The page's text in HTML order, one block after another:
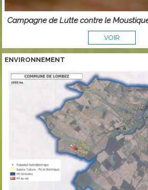
Campagne de Lutte contre le
VOIR
ENVIRONNEMENT